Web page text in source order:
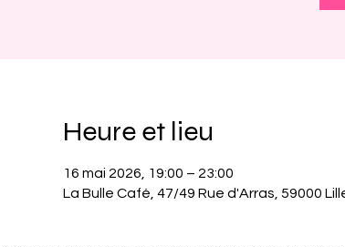
Heure et lieu
16 mai 2026, 19:00 – 23:00
La Bulle Café, 47/49 Rue d'Arras, 59000